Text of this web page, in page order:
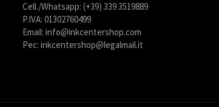
Cell./Whatsapp: (+39) 339 3519889
P.IVA: 01302760499
Email: info@inkcentershop.com
Pec: inkcentershop@legalmail.it